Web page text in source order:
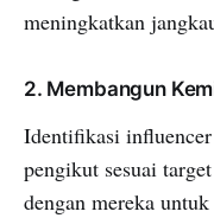
meningkatkan
2. Membangun
Identifikasi
pengikut sesuai
dengan mereka